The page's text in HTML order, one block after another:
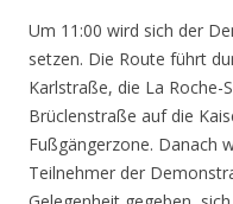
Um 11:00 wird sich der
setzen. Die Route führt
Karlstraße, die La Roche-
Brüclenstraße auf die
Fußgängerzone. Danach
Teilnehmer der